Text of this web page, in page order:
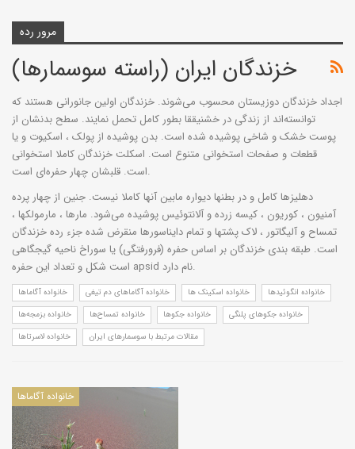
مرور رده
خزندگان ايران (راسته سوسمارها)
اجداد خزندگان دوزیستان محسوب می‌شوند. خزندگان اولین جانورانی هستند که
توانسته‌اند از زندگی در خشنیققا بطور کامل تحمل نمایند. سطح بدنشان از
پوست خشک و شاخی پوشیده شده است. بدن پوشیده از پولک ، اسکیوت و یا
قطعات و صفحات استخوانی متنوع است. اسکلت خزندگان کاملا استخوانی
است. قلبشان چهار حفره‌ای است.
دهلیزها کامل و در بطنها دیواره مابین آنها کاملا نیست. جنین از چهار پرده
آمنیون ، کوریون ، کیسه زرده و آلانتوئیس پوشیده می‌شود. مارها ، مارمولکها ،
تمساح و آلیگاتور ، لاک پشتها و تمام دایناسورها منقرض شده جزء رده خزندگان
است. طبقه بندی خزندگان بر اساس حفره (فرورفتگی) یا سوراخ ناحیه گیجگاهی
است شکل و تعداد این حفره apsid نام دارد.
خانواده آگاماها خانواده آگاماهای دم تیغی خانواده اسکینک ها
خانواده انگوئیدها
خانواده بزمجه‌ها
خانواده تمساح‌ها خانواده جکوها
خانواده جکوهای پلنگی
خانواده لاسرتاها
مقالات مرتبط با سوسمارهای ایران
خانواده آگاماها